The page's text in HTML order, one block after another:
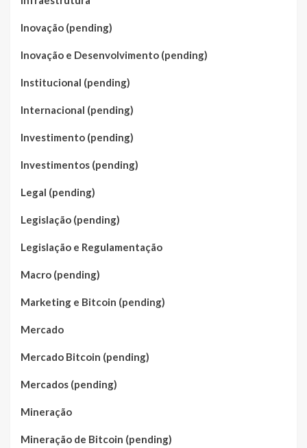
Inovação (pending)
Inovação e Desenvolvimento (pending)
Institucional (pending)
Internacional (pending)
Investimento (pending)
Investimentos (pending)
Legal (pending)
Legislação (pending)
Legislação e Regulamentação
Macro (pending)
Marketing e Bitcoin (pending)
Mercado
Mercado Bitcoin (pending)
Mercados (pending)
Mineração
Mineração de Bitcoin (pending)